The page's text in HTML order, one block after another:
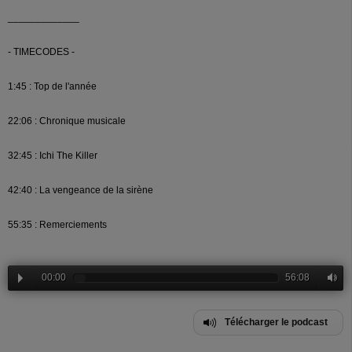
- TIMECODES -
1:45 : Top de l'année
22:06 : Chronique musicale
32:45 : Ichi The Killer
42:40 : La vengeance de la sirène
55:35 : Remerciements
00:00 56:08
Télécharger le podcast